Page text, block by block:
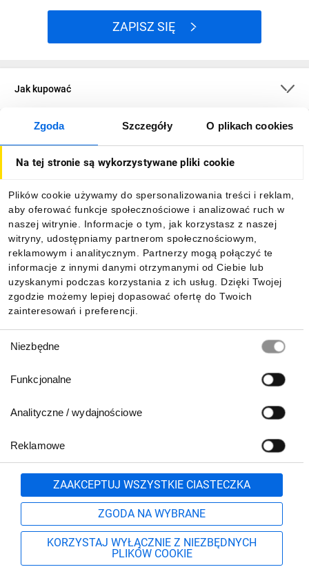
Zgoda Szczegóły O plikach cookies
Na tej stronie są wykorzystywane pliki cookie
Plików cookie używamy do spersonalizowania treści i reklam,
aby oferować funkcje społecznościowe i analizować ruch w
naszej witrynie. Informacje o tym, jak korzystasz z naszej
witryny, udostępniamy partnerom społecznościowym,
reklamowym i analitycznym. Partnerzy mogą połączyć te
informacje z innymi danymi otrzymanymi od Ciebie lub
uzyskanymi podczas korzystania z ich usług. Dzięki Twojej
zgodzie możemy lepiej dopasować ofertę do Twoich
zainteresowań i preferencji.
zgody
Niezbędne
Funkcjonalne
Analityczne / wydajnościowe
Reklamowe
ZAAKCEPTUJ WSZYSTKIE CIASTECZKA
ZGODA NA WYBRANE
KORZYSTAJ WYŁĄCZNIE Z NIEZBĘDNYCH
PLIKÓW COOKIE
ZAPISZ SIĘ
Jak kupować
O firmie
Informacje
Pobierz naszą aplikację mobilną:
801 500 700 lub
71 37 61 600
Formularz kontaktowy